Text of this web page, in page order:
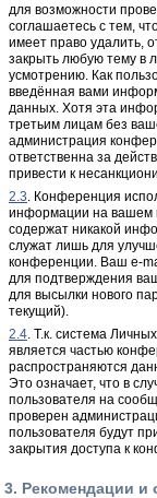
для возможности
соглашаетесь с тем,
имеет право удалить,
закрыть любую тему в
усмотрению. Как
введённая вами
данных. Хотя эта
третьим лицам без
администрация
ответственна за
привести к
2.3. Конференция
информации на вашем
содержат никакой
служат лишь для
конференции. Ваш e-
для подтверждения
для высылки нового
текущий).
2.4. Т.к. система
является частью
распространяются
Это означает, что в
пользователя на
проверен
пользователя будут
закрытия доступа к
3. Рекомендации и